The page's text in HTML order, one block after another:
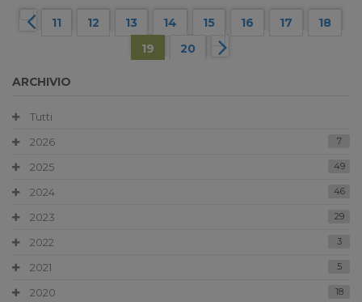
11 12 13 14 15 16 17
18
19
20
ARCHIVIO
Tutti
2026
7
2025 49
2024 46
2023 29
2022 3
2021 5
2020 18